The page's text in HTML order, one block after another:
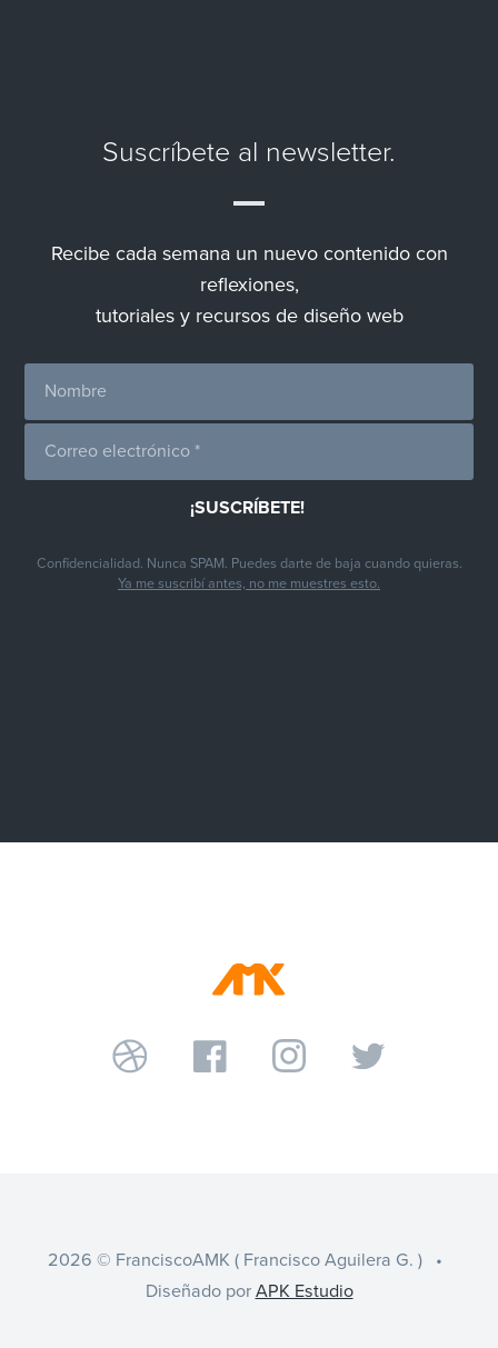
Suscríbete al newsletter.
Recibe cada semana un nuevo contenido con
reflexiones,
tutoriales y recursos de diseño web
Confidencialidad. Nunca SPAM. Puedes darte de baja cuando quieras.
Ya me suscribí antes, no me muestres esto.
2026 © FranciscoAMK ( Francisco Aguilera G. ) •
Diseñado por APK Estudio